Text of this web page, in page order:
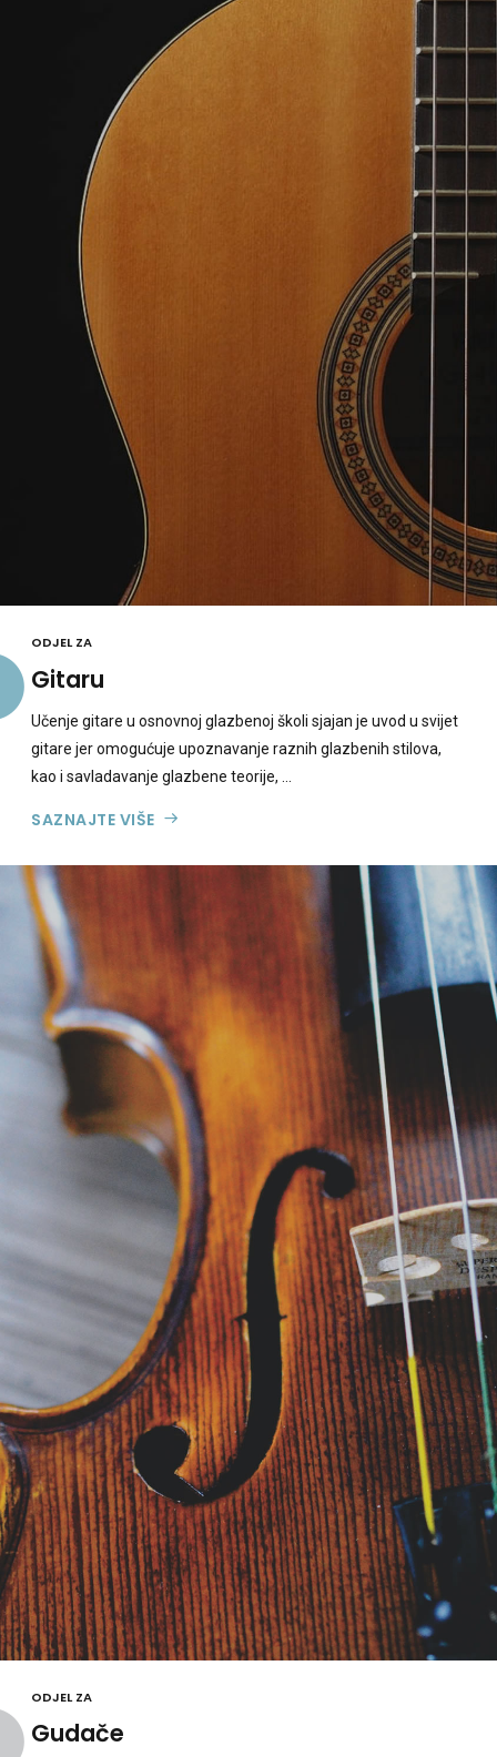
ODJEL ZA
Gitaru
Učenje gitare u osnovnoj glazbenoj školi sjajan je uvod u svijet
gitare jer omogućuje upoznavanje raznih glazbenih stilova,
kao i savladavanje glazbene teorije, ...
SAZNAJTE VIŠE
ODJEL ZA
Gudače